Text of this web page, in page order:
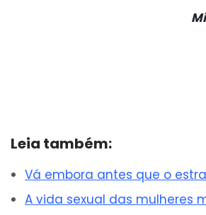
Leia também:
Vá embora antes que o
A vida sexual das mulheres